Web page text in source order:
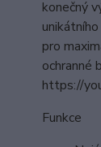
konečný
pro
ochranné
https://
Funkce